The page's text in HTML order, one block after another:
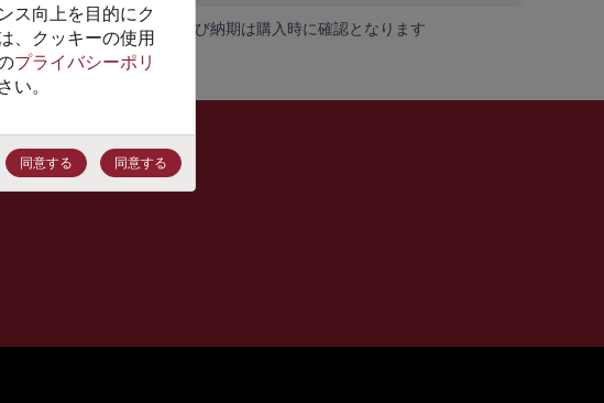
価格、在庫状況および納期は購入時に確認となります
ス向上を目的にク
、クッキーの使用
プライバシーポリ
い。
同意する 同意する